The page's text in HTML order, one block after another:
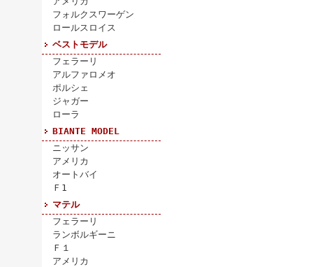
フォルクスワーゲン
ロールスロイス
ベストモデル
フェラーリ
アルファロメオ
ポルシェ
ジャガー
ローラ
BIANTE MODEL
ニッサン
アメリカ
オートバイ
Ｆ1
マテル
フェラーリ
ランボルギーニ
Ｆ１
アメリカ